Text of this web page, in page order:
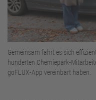
Gemeinsam fährt es sich
hunderten Chemiepark-
goFLUX-App vereinbart haben.